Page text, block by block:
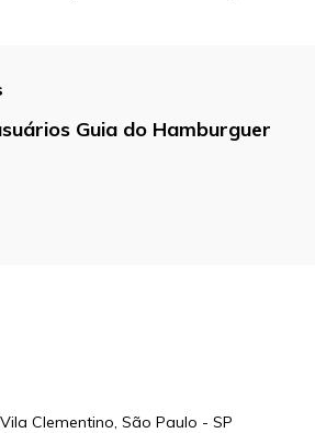
Guia do Hamburguer
Clementino, São Paulo - SP